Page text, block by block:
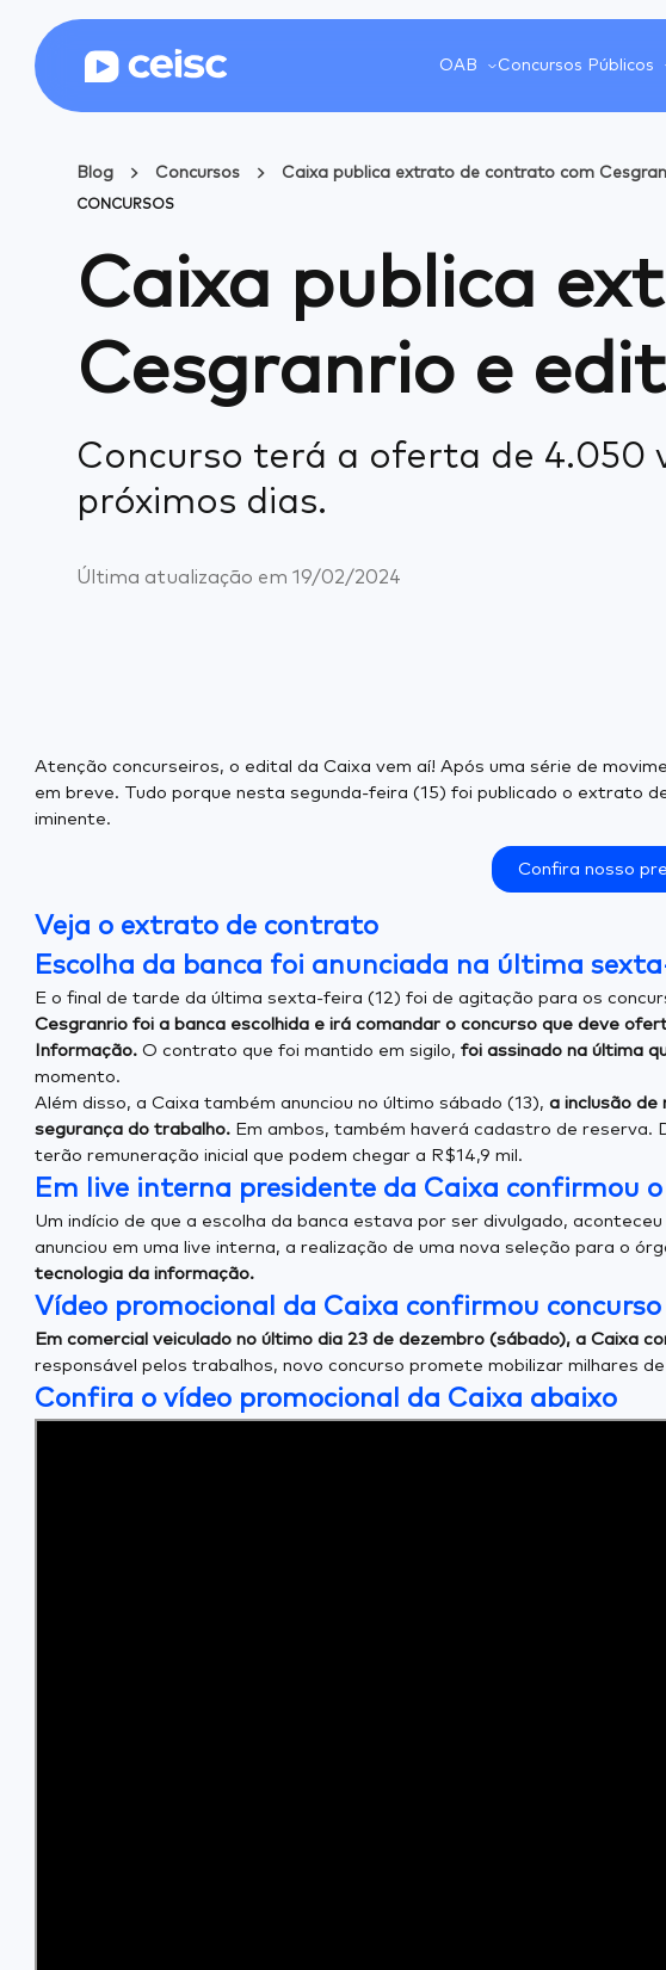
OAB Concursos Públicos
Blog Concursos Caixa publica extrato de contrato com
CONCURSOS
Caixa publica
Cesgranrio e
Concurso terá a oferta de 4.050
próximos dias.
Última atualização em 19/02/2024
Atenção concurseiros, o edital da Caixa vem aí! Após uma série de
em breve. Tudo porque nesta segunda-feira (15) foi publicado o extrato
iminente.
Confira nosso
Veja o extrato de contrato
Escolha da banca foi anunciada na última
E o final de tarde da última sexta-feira (12) foi de agitação para os
Cesgranrio foi a banca escolhida e irá comandar o concurso que deve
Informação. O contrato que foi mantido em sigilo, foi assinado na última
momento.
Além disso, a Caixa também anunciou no último sábado (13), a inclusão de
segurança do trabalho. Em ambos, também haverá cadastro de reserva.
terão remuneração inicial que podem chegar a R$14,9 mil.
Em live interna presidente da Caixa confirmou o
Um indício de que a escolha da banca estava por ser divulgado,
anunciou em uma live interna, a realização de uma nova seleção para o
tecnologia da informação.
Vídeo promocional da Caixa confirmou
Em comercial veiculado no último dia 23 de dezembro (sábado), a Caixa
responsável pelos trabalhos, novo concurso promete mobilizar milhares
Confira o vídeo promocional da Caixa abaixo